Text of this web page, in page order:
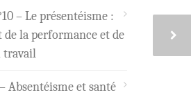
– Le présentéisme :
de la performance et de
travail
Absentéisme et santé